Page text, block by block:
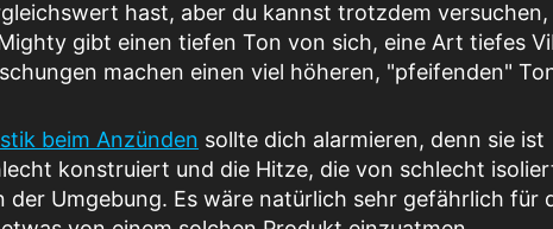
hast, aber du kannst trotzdem versuchen,
gibt einen tiefen Ton von sich, eine Art tiefes
machen einen viel höheren, "pfeifenden"
beim Anzünden sollte dich alarmieren, denn sie ist
konstruiert und die Hitze, die von schlecht
Umgebung. Es wäre natürlich sehr gefährlich für